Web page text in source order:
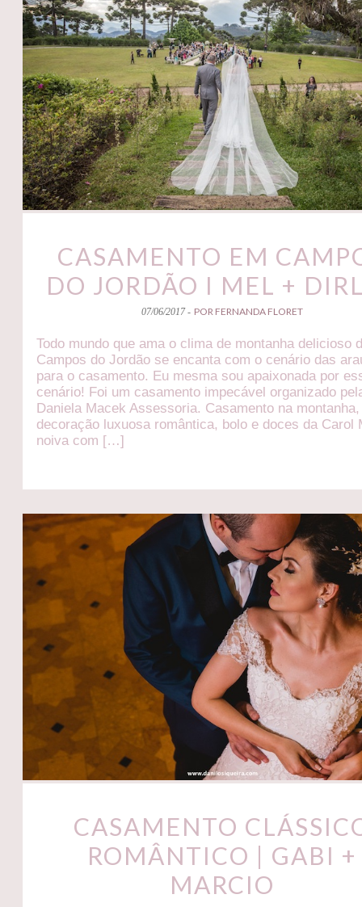
CASAMENTO EM
DO JORDÃO I MEL +
07/06/2017 - POR FERNANDA FLORET
Todo mundo que ama o clima de montanha delicioso
Campos do Jordão se encanta com o cenário das
para o casamento. Eu mesma sou apaixonada por
cenário! Foi um casamento impecável organizado
Daniela Macek Assessoria. Casamento na
decoração luxuosa romântica, bolo e doces da Carol
noiva com […]
CASAMENTO
ROMÂNTICO | GABI +
MARCIO